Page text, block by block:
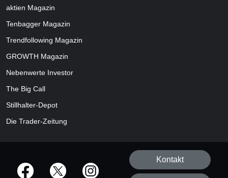
aktien Magazin
Tenbagger Magazin
Trendfollowing Magazin
GROWTH Magazin
Nebenwerte Investor
The Big Call
Stillhalter-Depot
Die Trader-Zeitung
offizielle Social Media-Accounts
Kontakt